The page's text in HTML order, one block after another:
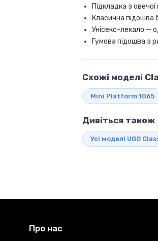
Підкладка з
Класична підошва
Унісекс-лекало —
Гумова підошва з
Схожі моделі
Mini Platform 1065
Дивіться також
Усі моделі UGG
Про нас